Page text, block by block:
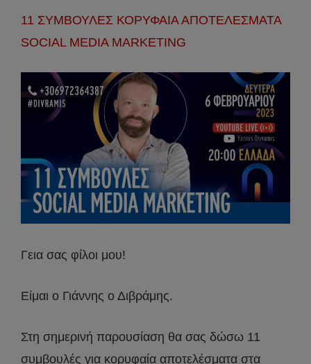
11 ΣΥΜΒΟΥΛΕΣ ΚΟΡΥΦΑΙΑ ΑΠΟΤΕΛΕΣΜΑΤΑ
SOCIAL MEDIA MARKETING
Γεια σας φίλοι μου!
Είμαι ο Γιάννης ο Διβράμης.
Στη σημερινή παρουσίαση θα σας δώσω 11
συμβουλές για κορυφαία αποτελέσματα στα